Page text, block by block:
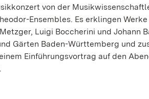
von der
Ensembles. Es erklingen
Luigi Boccherini und Johann
Gärten Baden-Württemberg und
Einführungsvortrag auf den